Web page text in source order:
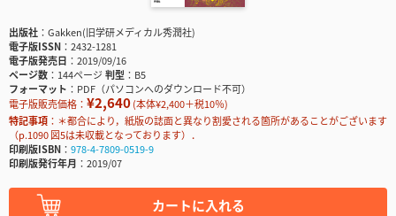
出版社
Gakken(旧学研メディカル秀潤社)
電子版ISSN
2432-1281
電子版発売日
2019/09/16
ページ数
144ページ判型
B5
フォーマット
PDF（パソコンへのダウンロード不可）
電子版販売価格： ¥2,640(本体¥2,400＋税10％)
特記事項
＊都合により，紙版の誌面と異なり割愛される箇所があることがございます
（p.1090 図5は未収載となっております）．
印刷版ISBN
978-4-7809-0519-9
印刷版発行年月
2019/07
カートに入れる